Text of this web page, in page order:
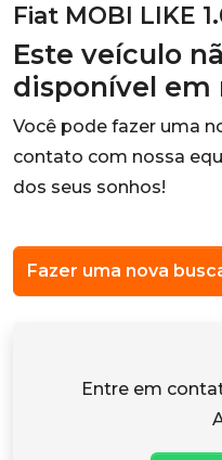
Fiat MOBI LIKE
Este veículo
disponível em
Você pode fazer uma
contato com nossa
dos seus sonhos!
Fazer uma nova
Entre em